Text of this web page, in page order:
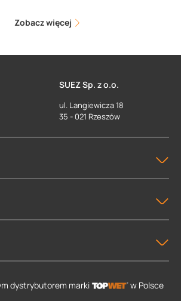
Zobacz więcej
SUEZ Sp. z o.o.
ul. Langiewicza 18
35 - 021 Rzeszów
dystrybutorem marki w Polsce